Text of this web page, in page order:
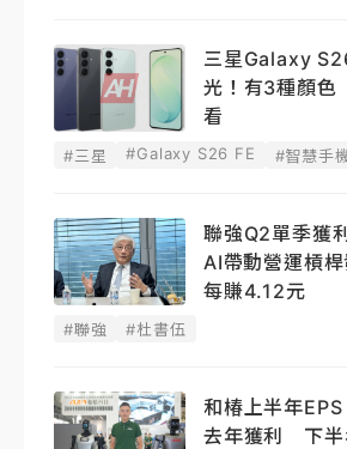
三星Galaxy
光！有3種顏
看
#三星 #Galaxy S26 FE #智慧手
聯強Q2單季獲
AI帶動營運槓
每賺4.12元
#聯強 #杜書伍
和椿上半年
去年獲利 下半